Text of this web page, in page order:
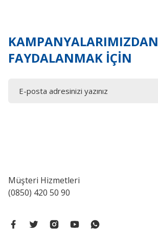
KAMPANYALARIMIZDAN
FAYDALANMAK İÇİN
Müşteri Hizmetleri
(0850) 420 50 90